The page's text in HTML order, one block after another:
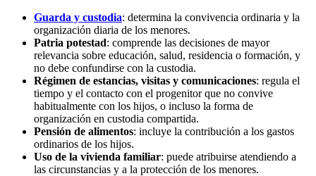
Guarda y custodia: determina la convivencia ordinaria y la
organización diaria de los menores.
Patria potestad: comprende las decisiones de mayor
relevancia sobre educación, salud, residencia o formación, y
no debe confundirse con la custodia.
Régimen de estancias, visitas y comunicaciones: regula el
tiempo y el contacto con el progenitor que no convive
habitualmente con los hijos, o incluso la forma de
organización en custodia compartida.
Pensión de alimentos: incluye la contribución a los gastos
ordinarios de los hijos.
Uso de la vivienda familiar: puede atribuirse atendiendo a
las circunstancias y a la protección de los menores.